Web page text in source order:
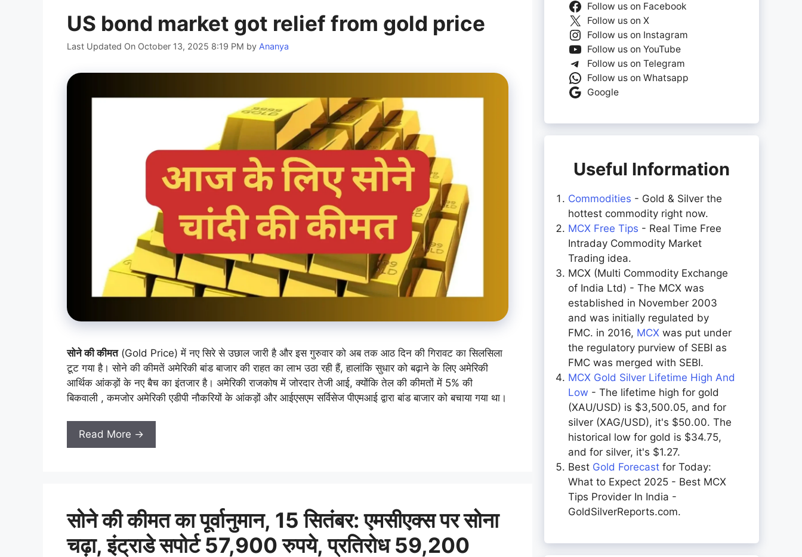
US bond market got relief from gold price
Last Updated On October 13, 2025 8:19 PM by Ananya
सोने की कीमत(Gold Price) में नए सिरे से उछाल जारी है और इस गुरुवार को अब तक आठ दिन की गिरावट का सिलसिला
टूट गया है। सोने की कीमतें अमेरिकी बांड बाजार की राहत का लाभ उठा रही हैं, हालांकि सुधार को बढ़ाने के लिए अमेरिकी
आर्थिक आंकड़ों के नए बैच का इंतजार है। अमेरिकी राजकोष में जोरदार तेजी आई, क्योंकि तेल की कीमतों में 5% की
बिकवाली , कमजोर अमेरिकी एडीपी नौकरियों के आंकड़ों और आईएसएम सर्विसेज पीएमआई द्वारा बांड बाजार को बचाया गया था।
Read More →
सोने की कीमत का पूर्वानुमान, 15 सितंबर: एमसीएक्स पर सोना
चढ़ा, इंट्राडे सपोर्ट 57,900 रुपये, प्रतिरोध 59,200
Follow us on Facebook
Follow us on X
Follow us on Instagram
Follow us on YouTube
Follow us on Telegram
Follow us on Whatsapp
Google
Useful Information
Commodities - Gold & Silver the
hottest commodity right now.
MCX Free Tips - Real Time Free
Intraday Commodity Market
Trading idea.
MCX (Multi Commodity Exchange
of India Ltd) - The MCX was
established in November 2003
and was initially regulated by
FMC. in 2016, MCX was put under
the regulatory purview of SEBI as
FMC was merged with SEBI.
MCX Gold Silver Lifetime High And
Low - The lifetime high for gold
(XAU/USD) is $3,500.05, and for
silver (XAG/USD), it's $50.00. The
historical low for gold is $34.75,
and for silver, it's $1.27.
Best Gold Forecast for Today:
What to Expect 2025 - Best MCX
Tips Provider In India -
GoldSilverReports.com.